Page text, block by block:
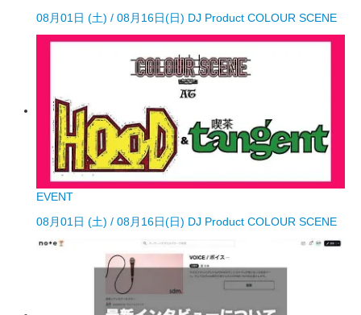
08月01日 (土) / 08月16日(日) DJ Product COLOUR SCENE
EVENT
08月01日 (土) / 08月16日(日) DJ Product COLOUR SCENE